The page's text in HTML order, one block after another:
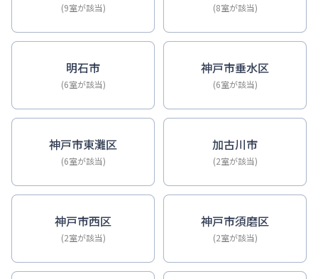
(9室が該当) (8室が該当)
明石市
(6室が該当)
神戸市垂水区
(6室が該当)
神戸市東灘区
(6室が該当)
加古川市
(2室が該当)
神戸市西区
(2室が該当)
神戸市須磨区
(2室が該当)